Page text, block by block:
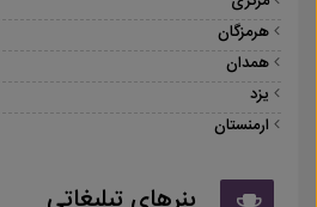
هرمزگان
همدان
یزد
ارمنستان